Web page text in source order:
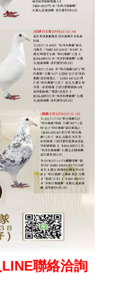
LINE聯絡洽詢